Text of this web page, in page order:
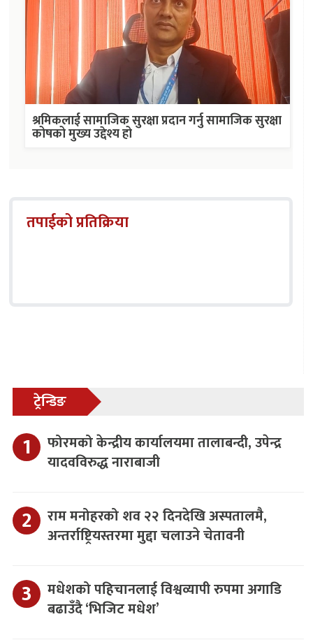
श्रमिकलाई सामाजिक सुरक्षा प्रदान गर्नु सामाजिक सुरक्षा
कोषको मुख्य उद्देश्य हो
तपाईको प्रतिक्रिया
ट्रेन्डिङ
फोरमको केन्द्रीय कार्यालयमा तालाबन्दी, उपेन्द्र
यादवविरुद्ध नाराबाजी
राम मनोहरको शव २२ दिनदेखि अस्पतालमै,
अन्तर्राष्ट्रियस्तरमा मुद्दा चलाउने चेतावनी
मधेशको पहिचानलाई विश्वव्यापी रुपमा अगाडि
बढाउँदै ‘भिजिट मधेश’